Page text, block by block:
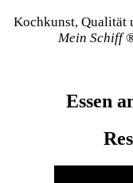
Kochkunst, Qualität
Mein Schiff®
Essen